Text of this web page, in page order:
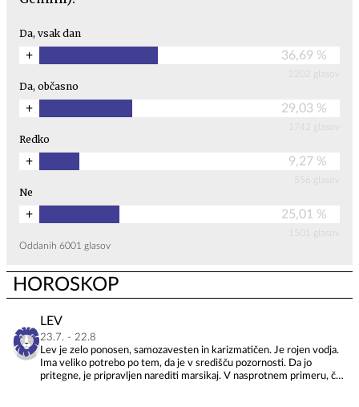
Da, vsak dan
+ 36,69 %
2202 glasov
Da, občasno
+ 29,03 %
1742 glasov
Redko
+ 9,27 %
Ne
+ 25,01 %
Oddanih 6001 glasov
HOROSKOP
LEV
23.7. - 22.8
Lev je zelo ponosen, samozavesten in karizmatičen. Je rojen vodja.
Ima veliko potrebo po tem, da je v središču pozornosti. Da jo
pritegne, je pripravljen narediti marsikaj. V nasprotnem primeru, če